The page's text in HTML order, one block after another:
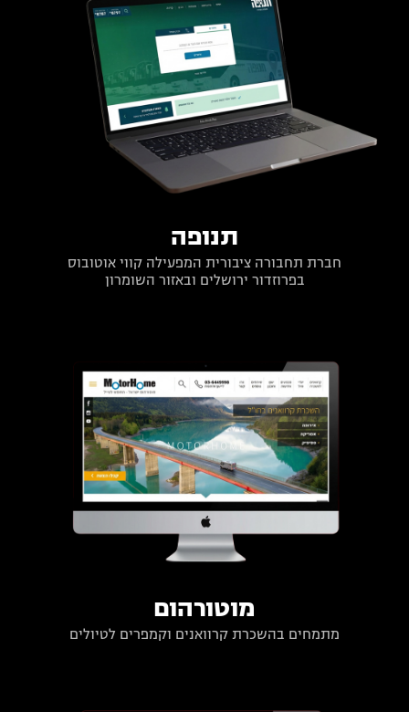
תנופה
חברת תחבורה ציבורית המפעילה קווי אוטובוס
בפרוזדור ירושלים ובאזור השומרון
מוטורהום
מתמחים בהשכרת קרוואנים וקמפרים לטיולים